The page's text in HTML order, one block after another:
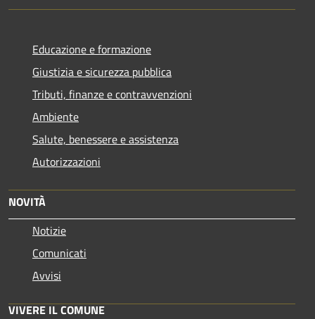
Educazione e formazione
Giustizia e sicurezza pubblica
Tributi, finanze e contravvenzioni
Ambiente
Salute, benessere e assistenza
Autorizzazioni
NOVITÀ
Notizie
Comunicati
Avvisi
VIVERE IL COMUNE